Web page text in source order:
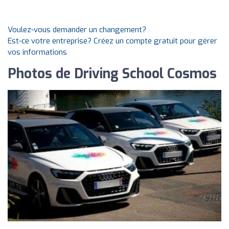
Voulez-vous demander un changement?
Est-ce votre entreprise? Créez un compte gratuit pour gérer
vos informations
Photos de Driving School Cosmos